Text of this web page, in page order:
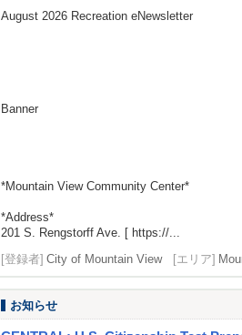
August 2026 Recreation eNewsletter
Banner
*Mountain View Community Center*
*Address*
201 S. Rengstorff Ave. [ https://...
[登録者] City of Mountain View [エリア]
お知らせ